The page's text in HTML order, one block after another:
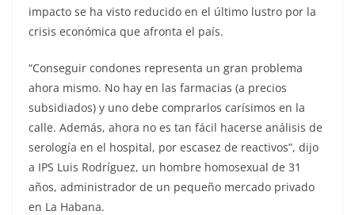
impacto se ha visto reducido en el último lustro por la
crisis económica que afronta el país.
“Conseguir condones representa un gran problema
ahora mismo. No hay en las farmacias (a precios
subsidiados) y uno debe comprarlos carísimos en la
calle. Además, ahora no es tan fácil hacerse análisis de
serología en el hospital, por escasez de reactivos”, dijo
a IPS Luis Rodríguez, un hombre homosexual de 31
años, administrador de un pequeño mercado privado
en La Habana.